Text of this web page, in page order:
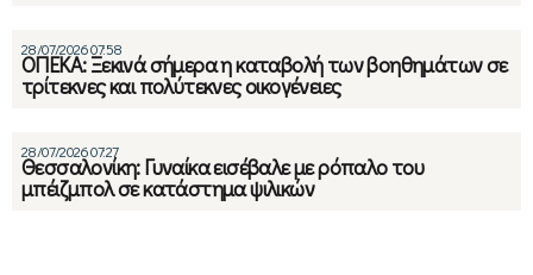
28/07/2026 07:58
ΟΠΕΚΑ: Ξεκινά σήμερα η καταβολή των βοηθημάτων σε
τρίτεκνες και πολύτεκνες οικογένειες
28/07/2026 07:27
Θεσσαλονίκη: Γυναίκα εισέβαλε με ρόπαλο του
μπέιζμπολ σε κατάστημα ψιλικών